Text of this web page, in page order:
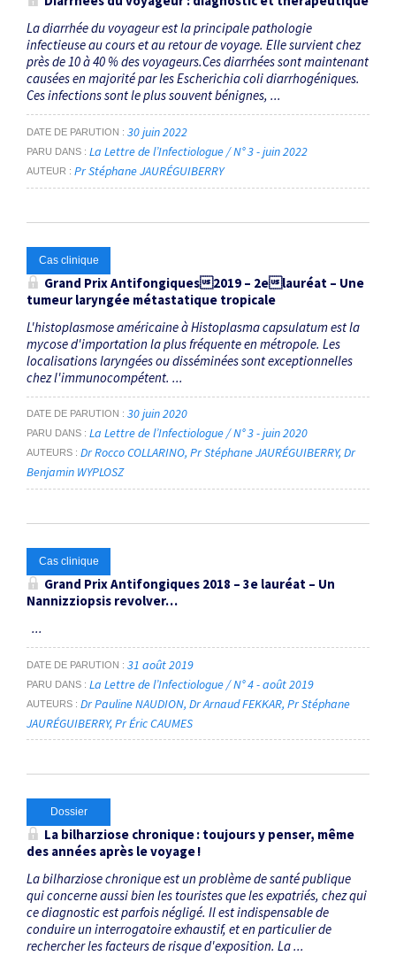
La diarrhée du voyageur est la principale pathologie
infectieuse au cours et au retour de voyage. Elle survient chez
près de 10 à 40 % des voyageurs.Ces diarrhées sont maintenant
causées en majorité par les Escherichia coli diarrhogéniques.
Ces infections sont le plus souvent bénignes, ...
DATE DE PARUTION 30 juin 2022
PARU DANS La Lettre de l’Infectiologue / N° 3 - juin 2022
AUTEUR Pr Stéphane JAURÉGUIBERRY
Cas clinique
Grand Prix Antifongiques2019 – 2e lauréat – Une
tumeur laryngée métastatique tropicale
L'histoplasmose américaine à Histoplasma capsulatum est la
mycose d'importation la plus fréquente en métropole. Les
localisations laryngées ou disséminées sont exceptionnelles
chez l'immunocompétent. ...
DATE DE PARUTION 30 juin 2020
PARU DANS La Lettre de l’Infectiologue / N° 3 - juin 2020
AUTEURS Dr Rocco COLLARINO Pr Stéphane JAURÉGUIBERRY Dr
Benjamin WYPLOSZ
Cas clinique
Grand Prix Antifongiques 2018 – 3e lauréat – Un
Nannizziopsis revolver…
...
DATE DE PARUTION 31 août 2019
PARU DANS La Lettre de l’Infectiologue / N° 4 - août 2019
AUTEURS Dr Pauline NAUDION Dr Arnaud FEKKAR Pr Stéphane
JAURÉGUIBERRY Pr Éric CAUMES
Dossier
La bilharziose chronique : toujours y penser, même
des années après le voyage !
La bilharziose chronique est un problème de santé publique
qui concerne aussi bien les touristes que les expatriés, chez qui
ce diagnostic est parfois négligé. Il est indispensable de
conduire un interrogatoire exhaustif, et en particulier de
rechercher les facteurs de risque d'exposition. La ...